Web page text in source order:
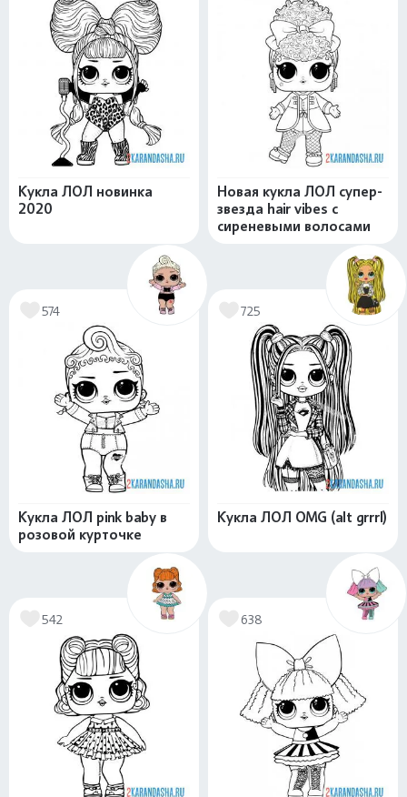
Кукла ЛОЛ новинка
2020
Новая кукла ЛОЛ супер-
звезда hair vibes с
сиреневыми волосами
574
Кукла ЛОЛ pink baby в
розовой курточке
725
Кукла ЛОЛ OMG (alt grrrl)
542 638